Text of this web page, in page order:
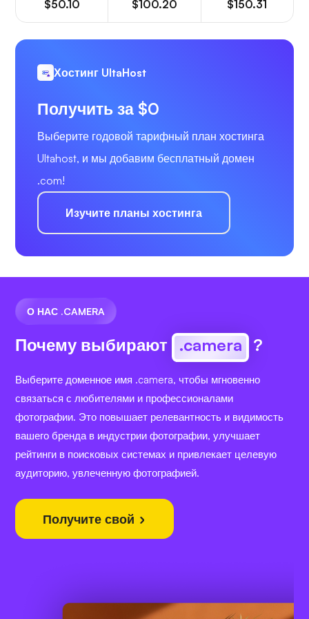
$50.10 $100.20 $150.31
Хостинг UltaHost
Получить за $0
Выберите годовой тарифный план хостинга
Ultahost, и мы добавим бесплатный домен
.com!
Изучите планы хостинга
О НАС .CAMERA
Почему выбирают .camera ?
Выберите доменное имя .camera, чтобы мгновенно
связаться с любителями и профессионалами
фотографии. Это повышает релевантность и видимость
вашего бренда в индустрии фотографии, улучшает
рейтинги в поисковых системах и привлекает целевую
аудиторию, увлеченную фотографией.
Получите свой